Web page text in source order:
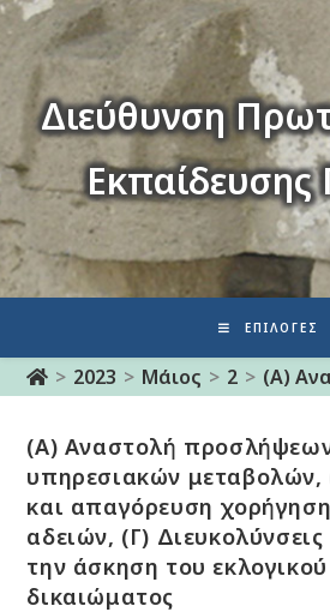
Διεύθυνση
Εκπαίδευσης
ΕΠΙΛΟΓΈΣ
> 2023 > Μάιος > 2 > (Α)
(Α) Αναστολή
υπηρεσιακών μεταβολών,
και απαγόρευση
αδειών, (Γ)
την άσκηση του
δικαιώματος